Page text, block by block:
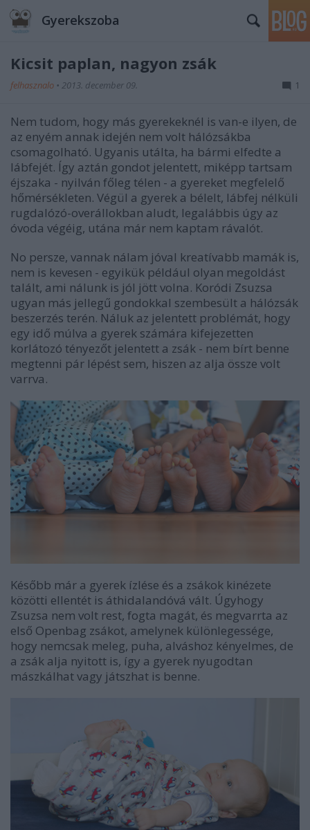
Gyerekszoba
Kicsit paplan, nagyon zsák
felhasznalo • 2013. december 09. 1
Nem tudom, hogy más gyerekeknél is van-e ilyen, de
az enyém annak idején nem volt hálózsákba
csomagolható. Ugyanis utálta, ha bármi elfedte a
lábfejét. Így aztán gondot jelentett, miképp tartsam
éjszaka - nyilván főleg télen - a gyereket megfelelő
hőmérsékleten. Végül a gyerek a bélelt, lábfej nélküli
rugdalózó-overállokban aludt, legalábbis úgy az
óvoda végéig, utána már nem kaptam rávalót.
No persze, vannak nálam jóval kreatívabb mamák is,
nem is kevesen - egyikük például olyan megoldást
talált, ami nálunk is jól jött volna. Koródi Zsuzsa
ugyan más jellegű gondokkal szembesült a hálózsák
beszerzés terén. Náluk az jelentett problémát, hogy
egy idő múlva a gyerek számára kifejezetten
korlátozó tényezőt jelentett a zsák - nem bírt benne
megtenni pár lépést sem, hiszen az alja össze volt
varrva.
Később már a gyerek ízlése és a zsákok kinézete
közötti ellentét is áthidalandóvá vált. Úgyhogy
Zsuzsa nem volt rest, fogta magát, és megvarrta az
első Openbag zsákot, amelynek különlegessége,
hogy nemcsak meleg, puha, alváshoz kényelmes, de
a zsák alja nyitott is, így a gyerek nyugodtan
mászkálhat vagy játszhat is benne.